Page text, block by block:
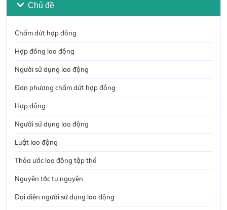
Chủ đề
Chấm dứt hợp đồng
Hợp đồng lao động
Người sử dụng lao động
Đơn phương chấm dứt hợp đồng
Hợp đồng
Người sử dụng lao động
Luật lao động
Thỏa ước lao động tập thể
Nguyên tắc tự nguyện
Đại diện người sử dụng lao động